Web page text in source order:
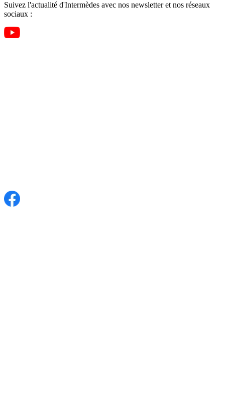
Suivez l'actualité d'Intermèdes avec nos newsletter et nos réseaux
sociaux :